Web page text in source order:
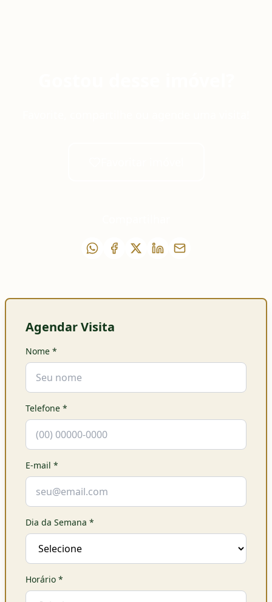
Agendar Visita
Nome *
Telefone *
E-mail *
Dia da Semana *
Horário *